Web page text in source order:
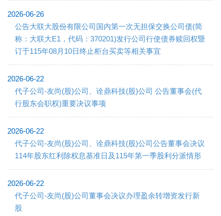
2026-06-26
公告大联大股份有限公司国内第一次无担保交换公司债(简
称：大联大E1，代码：370201)发行公司行使债券赎回权暨
订于115年08月10日终止柜台买卖等相关事宜
2026-06-22
代子公司-友尚(股)公司、诠鼎科技(股)公司 公告董事会(代
行股东会职权)重要决议事项
2026-06-22
代子公司-友尚(股)公司、诠鼎科技(股)公司公告董事会决议
114年股东红利除权息基准日及115年第一季股利分派情形
2026-06-22
代子公司-友尚(股)公司董事会决议办理盈余转增资发行新
股